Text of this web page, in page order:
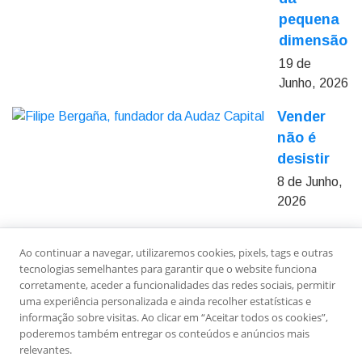
pequena
dimensão
19 de
Junho, 2026
Vender
não é
desistir
8 de Junho,
2026
Sobre Nós Ficha Técnica
Estatuto Editorial
Política de Privacidade
Contactos Newsletter
Ao continuar a navegar, utilizaremos cookies, pixels, tags e outras
tecnologias semelhantes para garantir que o website funciona
corretamente, aceder a funcionalidades das redes sociais, permitir
uma experiência personalizada e ainda recolher estatísticas e
informação sobre visitas. Ao clicar em “Aceitar todos os cookies”,
poderemos também entregar os conteúdos e anúncios mais
relevantes.